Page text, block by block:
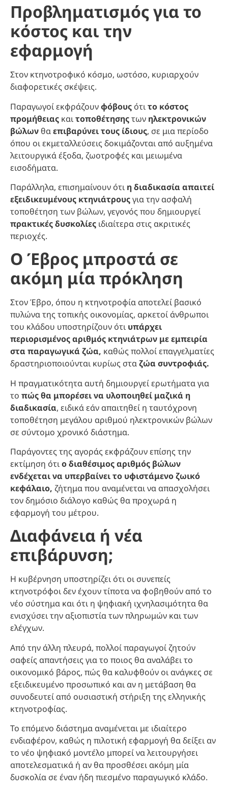
Προβληματισμός για το
κόστος και την
εφαρμογή
Στον κτηνοτροφικό κόσμο, ωστόσο, κυριαρχούν
διαφορετικές σκέψεις.
Παραγωγοί εκφράζουνφόβους ότιτο κόστος
προμήθειας καιτοποθέτησηςτων ηλεκτρονικών
βώλων θαεπιβαρύνει τους ίδιους, σε μια περίοδο
όπου οι εκμεταλλεύσεις δοκιμάζονται από αυξημένα
λειτουργικά έξοδα, ζωοτροφές και μειωμένα
εισοδήματα.
Παράλληλα, επισημαίνουν ότι η διαδικασία απαιτεί
εξειδικευμένους κτηνιάτρουςγια την ασφαλή
τοποθέτηση των βώλων, γεγονός που δημιουργεί
πρακτικές δυσκολίες ιδιαίτερα στις ακριτικές
περιοχές.
Ο Έβρος μπροστά σε
ακόμη μία πρόκληση
Στον Έβρο, όπου η κτηνοτροφία αποτελεί βασικό
πυλώνα της τοπικής οικονομίας, αρκετοί άνθρωποι
του κλάδου υποστηρίζουν ότι υπάρχει
περιορισμένος αριθμός κτηνιάτρων με εμπειρία
στα παραγωγικά ζώα, καθώς πολλοί επαγγελματίες
δραστηριοποιούνται κυρίως σταζώα συντροφιάς.
Η πραγματικότητα αυτή δημιουργεί ερωτήματα για
το πώς θα μπορέσει να υλοποιηθεί μαζικά η
διαδικασία, ειδικά εάν απαιτηθεί η ταυτόχρονη
τοποθέτηση μεγάλου αριθμού ηλεκτρονικών βώλων
σε σύντομο χρονικό διάστημα.
Παράγοντες της αγοράς εκφράζουν επίσης την
εκτίμηση ότιο διαθέσιμος αριθμός βώλων
ενδέχεται να υπερβαίνει το υφιστάμενο ζωικό
κεφάλαιο, ζήτημα που αναμένεται να απασχολήσει
τον δημόσιο διάλογο καθώς θα προχωρά η
εφαρμογή του μέτρου.
Διαφάνεια ή νέα
επιβάρυνση;
Η κυβέρνηση υποστηρίζει ότι οι συνεπείς
κτηνοτρόφοι δεν έχουν τίποτα να φοβηθούν από το
νέο σύστημα και ότι η ψηφιακή ιχνηλασιμότητα θα
ενισχύσει την αξιοπιστία των πληρωμών και των
ελέγχων.
Από την άλλη πλευρά, πολλοί παραγωγοί ζητούν
σαφείς απαντήσεις για το ποιος θα αναλάβει το
οικονομικό βάρος, πώς θα καλυφθούν οι ανάγκες σε
εξειδικευμένο προσωπικό και αν η μετάβαση θα
συνοδευτεί από ουσιαστική στήριξη της ελληνικής
κτηνοτροφίας.
Το επόμενο διάστημα αναμένεται με ιδιαίτερο
ενδιαφέρον, καθώς η πιλοτική εφαρμογή θα δείξει αν
το νέο ψηφιακό μοντέλο μπορεί να λειτουργήσει
αποτελεσματικά ή αν θα προσθέσει ακόμη μία
δυσκολία σε έναν ήδη πιεσμένο παραγωγικό κλάδο.